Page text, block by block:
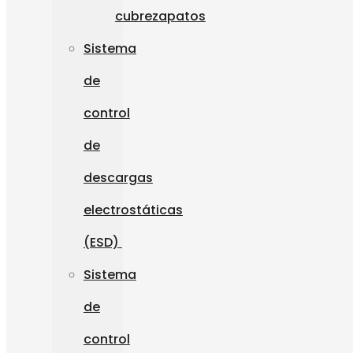
cubrezapatos
Sistema
de
control
de
descargas
electrostáticas
(ESD)
Sistema
de
control